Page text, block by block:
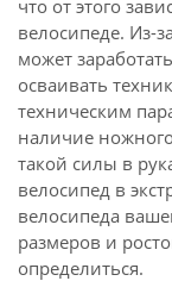
что от этого
велосипеде. Из-
может
осваивать
техническим
наличие
такой силы в
велосипед в
велосипеда
размеров и
определиться.